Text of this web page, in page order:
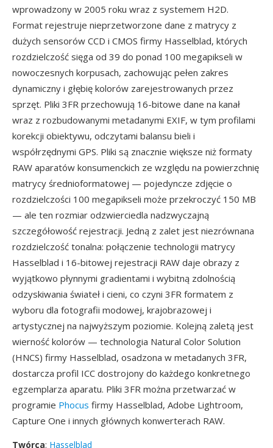
wprowadzony w 2005 roku wraz z systemem H2D.
Format rejestruje nieprzetworzone dane z matrycy z
dużych sensorów CCD i CMOS firmy Hasselblad, których
rozdzielczość sięga od 39 do ponad 100 megapikseli w
nowoczesnych korpusach, zachowując pełen zakres
dynamiczny i głębię kolorów zarejestrowanych przez
sprzęt. Pliki 3FR przechowują 16-bitowe dane na kanał
wraz z rozbudowanymi metadanymi EXIF, w tym profilami
korekcji obiektywu, odczytami balansu bieli i
współrzędnymi GPS. Pliki są znacznie większe niż formaty
RAW aparatów konsumenckich ze względu na powierzchnię
matrycy średnioformatowej — pojedyncze zdjęcie o
rozdzielczości 100 megapikseli może przekroczyć 150 MB
— ale ten rozmiar odzwierciedla nadzwyczajną
szczegółowość rejestracji. Jedną z zalet jest niezrównana
rozdzielczość tonalna: połączenie technologii matrycy
Hasselblad i 16-bitowej rejestracji RAW daje obrazy z
wyjątkowo płynnymi gradientami i wybitną zdolnością
odzyskiwania świateł i cieni, co czyni 3FR formatem z
wyboru dla fotografii modowej, krajobrazowej i
artystycznej na najwyższym poziomie. Kolejną zaletą jest
wierność kolorów — technologia Natural Color Solution
(HNCS) firmy Hasselblad, osadzona w metadanych 3FR,
dostarcza profil ICC dostrojony do każdego konkretnego
egzemplarza aparatu. Pliki 3FR można przetwarzać w
programie Phocus firmy Hasselblad, Adobe Lightroom,
Capture One i innych głównych konwerterach RAW.
Twórca: Hasselblad